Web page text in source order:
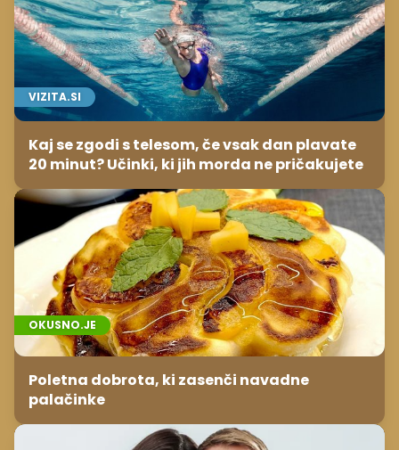
VIZITA.SI
Kaj se zgodi s telesom, če vsak dan plavate
20 minut? Učinki, ki jih morda ne pričakujete
OKUSNO.JE
Poletna dobrota, ki zasenči navadne
palačinke